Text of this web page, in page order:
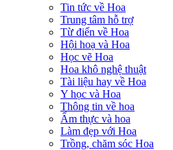
Tin tức về Hoa
Trung tâm hỗ trợ
Từ điển về Hoa
Hội hoạ và Hoa
Học vẽ Hoa
Hoa khô nghệ thuật
Tài liệu hay về Hoa
Y học và Hoa
Thông tin về hoa
Ẩm thực và hoa
Làm đẹp với Hoa
Trồng, chăm sóc Hoa